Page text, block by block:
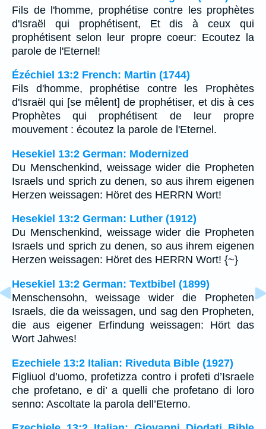
Fils de l'homme, prophétise contre les prophètes
d'Israël qui prophétisent, Et dis à ceux qui
prophétisent selon leur propre coeur: Ecoutez la
parole de l'Eternel!
Ézéchiel 13:2 French: Martin (1744)
Fils d'homme, prophétise contre les Prophètes
d'Israël qui [se mêlent] de prophétiser, et dis à ces
Prophètes qui prophétisent de leur propre
mouvement : écoutez la parole de l'Eternel.
Hesekiel 13:2 German: Modernized
Du Menschenkind, weissage wider die Propheten
Israels und sprich zu denen, so aus ihrem eigenen
Herzen weissagen: Höret des HERRN Wort!
Hesekiel 13:2 German: Luther (1912)
Du Menschenkind, weissage wider die Propheten
Israels und sprich zu denen, so aus ihrem eigenen
Herzen weissagen: Höret des HERRN Wort! {~}
Hesekiel 13:2 German: Textbibel (1899)
Menschensohn, weissage wider die Propheten
Israels, die da weissagen, und sag den Propheten,
die aus eigener Erfindung weissagen: Hört das
Wort Jahwes!
Ezechiele 13:2 Italian: Riveduta Bible (1927)
Figliuol d’uomo, profetizza contro i profeti d’Israele
che profetano, e di’ a quelli che profetano di loro
senno: Ascoltate la parola dell’Eterno.